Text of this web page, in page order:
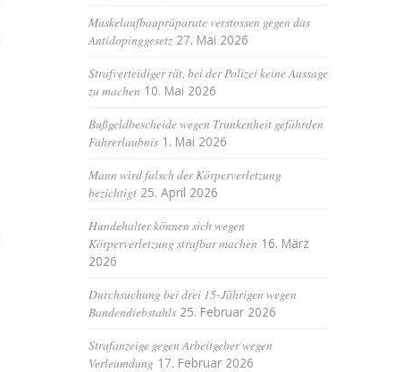
Muskelaufbaupräparate verstossen gegen das
Antidopinggesetz 27. Mai 2026
Strafverteidiger rät, bei der Polizei keine Aussage
zu machen 10. Mai 2026
Bußgeldbescheide wegen Trunkenheit gefährden
Fahrerlaubnis 1. Mai 2026
Mann wird falsch der Körperverletzung
bezichtigt 25. April 2026
Hundehalter können sich wegen
Körperverletzung strafbar machen 16. März
2026
Durchsuchung bei drei 15-Jährigen wegen
Bandendiebstahls 25. Februar 2026
Strafanzeige gegen Arbeitgeber wegen
Verleumdung 17. Februar 2026